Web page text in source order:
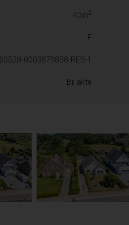
40m2
F
0003879838-RES-1
Bij akte